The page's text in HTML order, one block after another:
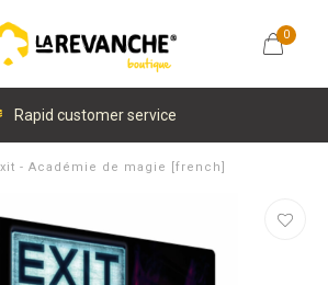
0
Rapid customer service
- Académie de magie [french]